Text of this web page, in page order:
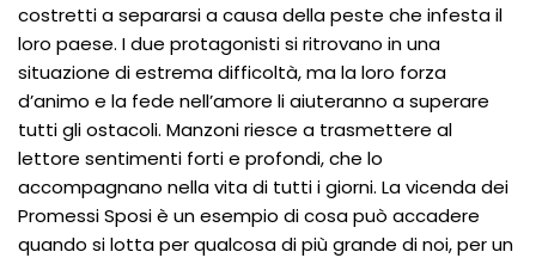
costretti a separarsi a causa della peste che infesta il
loro paese. I due protagonisti si ritrovano in una
situazione di estrema difficoltà, ma la loro forza
d’animo e la fede nell’amore li aiuteranno a superare
tutti gli ostacoli. Manzoni riesce a trasmettere al
lettore sentimenti forti e profondi, che lo
accompagnano nella vita di tutti i giorni. La vicenda dei
Promessi Sposi è un esempio di cosa può accadere
quando si lotta per qualcosa di più grande di noi, per un